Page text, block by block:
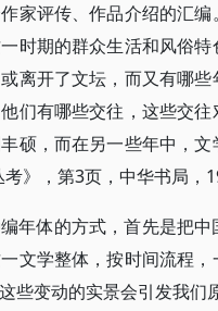
家评传、作品介绍的汇
时期的群众生活和风俗
离开了文坛，而又有哪
们有哪些交往，这些交
硕，而在另一些年中，
》，第3页，中华书局，
年体的方式，首先是把
文学整体，按时间流程
些变动的实景会引发我们